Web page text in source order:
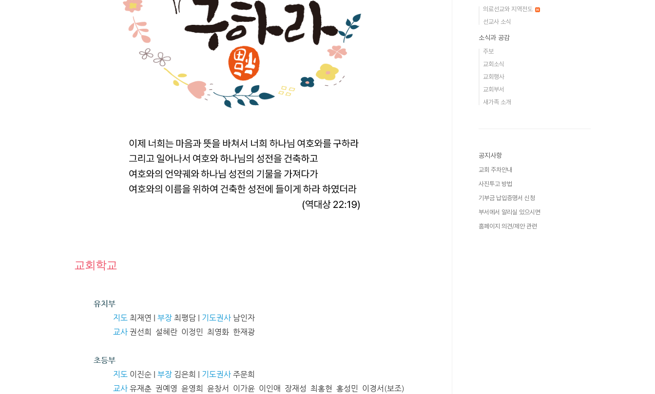
교회학교
유치부
지도 최재연 | 부장 최평담 | 기도권사 남인자
교사 권선희 설혜란 이정민 최영화 한재광
초등부
지도 이진순 | 부장 김은희 | 기도권사 주문희
교사 유재춘 권예영 윤영희 윤창서 이가윤 이인애 장재성 최홍현 홍성민 이경서(보조)
의료선교와 지역전도
선교사 소식
소식과 공감
주보
교회소식
교회행사
교회부서
새가족 소개
공지사항
교회 주차안내
사진투고 방법
기부금 납입증명서 신청
부서에서 알리실 있으시면
홈페이지 의견/제안 관련